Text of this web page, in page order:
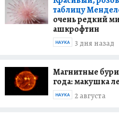
таблицу
очень редкий
ашкрофтин
3 дня назад
НАУКА
Магнитные бури
года: макушка
2 августа
НАУКА